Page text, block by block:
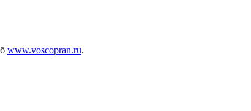
www.voscopran.ru.